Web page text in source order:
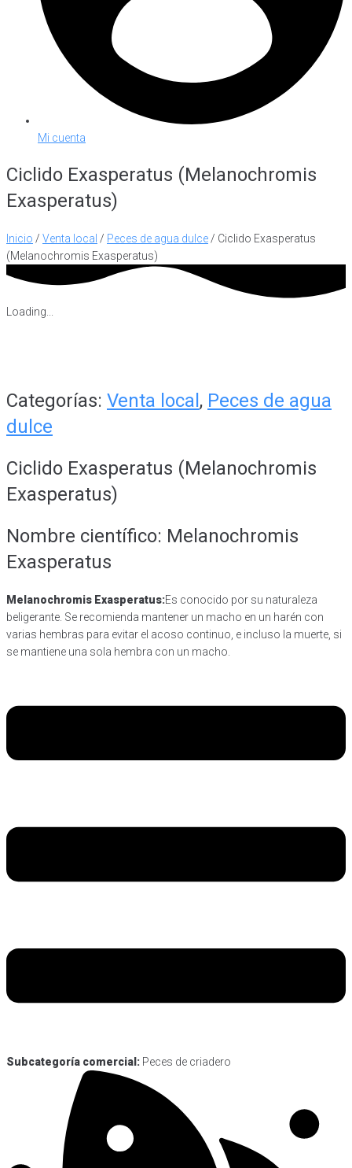
Mi cuenta
Ciclido Exasperatus (Melanochromis
Exasperatus)
Inicio / Venta local / Peces de agua dulce / Ciclido Exasperatus
(Melanochromis Exasperatus)
Loading...
Categorías: Venta local, Peces de agua
dulce
Ciclido Exasperatus (Melanochromis
Exasperatus)
Nombre científico: Melanochromis
Exasperatus
Melanochromis Exasperatus:Es conocido por su naturaleza
beligerante. Se recomienda mantener un macho en un harén con
varias hembras para evitar el acoso continuo, e incluso la muerte, si
se mantiene una sola hembra con un macho.
Subcategoría comercial: Peces de criadero